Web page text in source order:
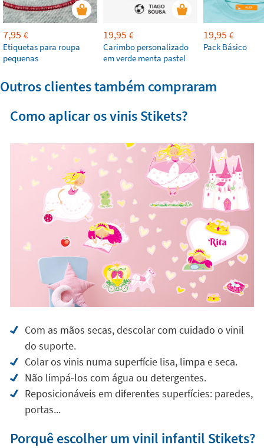
7,95 €
Etiquetas para roupa
pequenas
19,95 €
Carimbo personalizado
em verde menta pastel
19,95 €
Pack Básico
Outros clientes também compraram
Como aplicar os vinis Stikets?
Com as mãos secas, descolar com cuidado o vinil
do suporte.
Colar os vinis numa superfície lisa, limpa e seca.
Não limpá-los com água ou detergentes.
Reposicionáveis em diferentes superfícies: paredes,
portas...
Porquê escolher um vinil infantil Stikets?